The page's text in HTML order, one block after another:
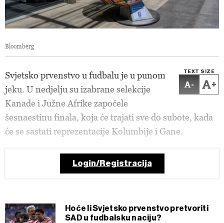
Bloomberg
TEXT SIZE
- +
Svjetsko prvenstvo u fudbalu je u punom
jeku. U nedjelju su izabrane selekcije
Kanade i Južne Afrike započele
šesnaestinu finala, koja će trajati sve do subote, kada
će se sastati reprezentacije Kolumbije i Gane.
Login/Registracija
Hoće li Svjetsko prvenstvo pretvoriti
SAD u fudbalsku naciju?